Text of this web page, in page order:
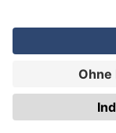
Illerstraße 15